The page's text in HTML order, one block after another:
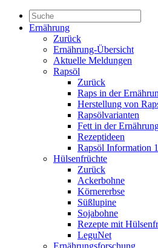
Ernährung
Zurück
Ernährung-Übersicht
Aktuelle Meldungen
Rapsöl
Zurück
Raps in der
Herstellung von
Rapsölvarianten
Fett in der
Rezeptideen
Rapsöl Information
Hülsenfrüchte
Zurück
Ackerbohne
Körnererbse
Süßlupine
Sojabohne
Rezepte mit
LeguNet
Ernährungsforschung